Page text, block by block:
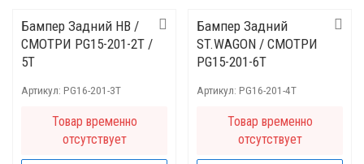
Бампер Задний HB /
СМОТРИ PG15-201-2T /
5T
Артикул: PG16-201-3T
Товар временно
отсутствует
Бампер Задний
ST.WAGON / СМОТРИ
PG15-201-6T
Артикул: PG16-201-4T
Товар временно
отсутствует